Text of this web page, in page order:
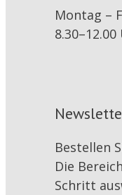
Montag –
Bestellen
Die
Schritt